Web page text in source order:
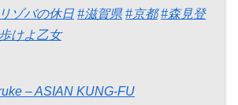
ゾバの休日 #滋賀県 #京都 #森見登
けよ乙女
– ASIAN KUNG-FU